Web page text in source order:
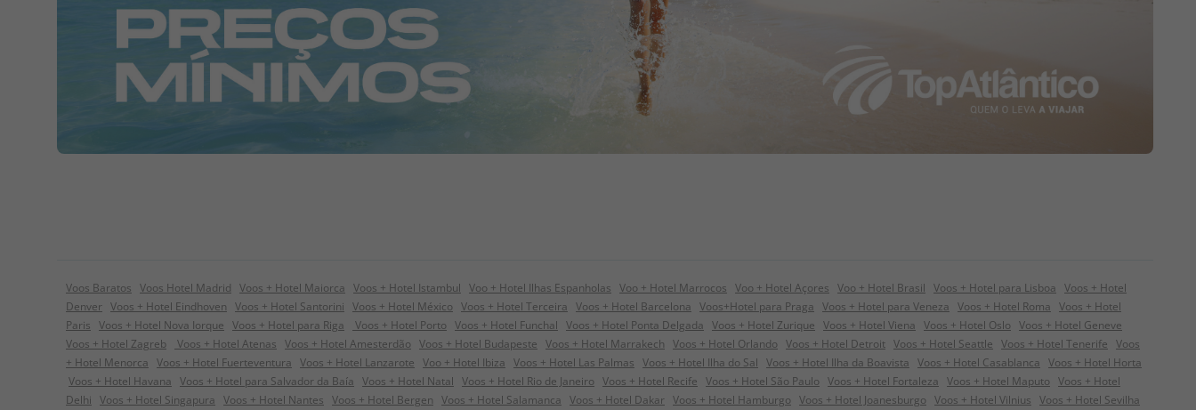
Voos Baratos Voos Hotel Madrid Voos + Hotel Maiorca Voos + Hotel Istambul Voo + Hotel Ilhas Espanholas Voo + Hotel Marrocos Voo + Hotel Açores Voo + Hotel Brasil Voos + Hotel para Lisboa Voos + Hotel
Denver Voos + Hotel Eindhoven Voos + Hotel Santorini Voos + Hotel México Voos + Hotel Terceira Voos + Hotel Barcelona Voos+Hotel para Praga Voos + Hotel para Veneza Voos + Hotel Roma Voos + Hotel
Paris Voos + Hotel Nova Iorque Voos + Hotel para Riga Voos + Hotel Porto Voos + Hotel Funchal Voos + Hotel Ponta Delgada Voos + Hotel Zurique Voos + Hotel Viena Voos + Hotel Oslo Voos + Hotel Geneve
Voos + Hotel Zagreb
Voos + Hotel Atenas Voos + Hotel Amesterdão Voos + Hotel Budapeste Voos + Hotel Marrakech Voos + Hotel Orlando Voos + Hotel Detroit Voos + Hotel Seattle Voos + Hotel Tenerife Voos
+ Hotel Menorca Voos + Hotel Fuerteventura Voos + Hotel Lanzarote Voo + Hotel Ibiza Voos + Hotel Las Palmas Voos + Hotel Ilha do Sal Voos + Hotel Ilha da Boavista Voos + Hotel Casablanca Voos + Hotel Horta
Voos + Hotel Havana Voos + Hotel para Salvador da Baía Voos + Hotel Natal Voos + Hotel Rio de Janeiro Voos + Hotel Recife Voos + Hotel São Paulo Voos + Hotel Fortaleza Voos + Hotel Maputo Voos + Hotel
Delhi Voos + Hotel Singapura Voos + Hotel Nantes Voos + Hotel Bergen Voos + Hotel Salamanca Voos + Hotel Dakar Voos + Hotel Hamburgo Voos + Hotel Joanesburgo Voos + Hotel Vilnius Voos + Hotel Sevilha